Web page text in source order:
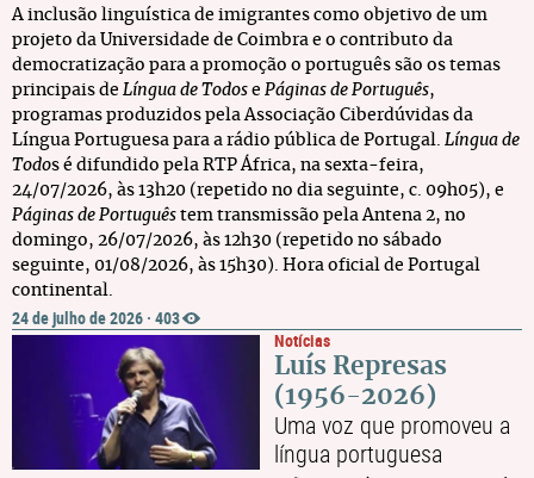
A inclusão linguística de imigrantes como objetivo de um
projeto da Universidade de Coimbra e o contributo da
democratização para a promoção o português são os temas
principais de Língua de Todos e Páginas de Português,
programas produzidos pela Associação Ciberdúvidas da
Língua Portuguesa para a rádio pública de Portugal. Língua de
Todos é difundido pela RTP África, na sexta-feira,
24/07/2026, às 13h20 (repetido no dia seguinte, c. 09h05), e
Páginas de Português tem transmissão pela Antena 2, no
domingo, 26/07/2026, às 12h30 (repetido no sábado
seguinte, 01/08/2026, às 15h30). Hora oficial de Portugal
continental.
24 de julho de 2026 · 403
Notícias
Luís Represas
(1956-2026)
Uma voz que promoveu a
língua portuguesa